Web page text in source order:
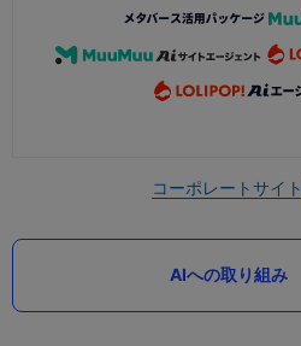
コーポレートサイト
AIへの取り組み